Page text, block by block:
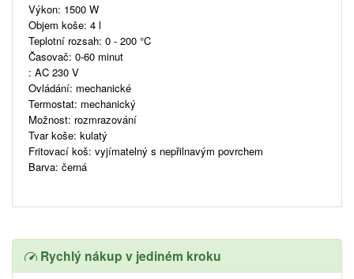
Výkon: 1500 W
Objem koše: 4 l
Teplotní rozsah: 0 - 200 °C
Časovač: 0-60 minut
: AC 230 V
Ovládání: mechanické
Termostat: mechanický
Možnost: rozmrazování
Tvar koše: kulatý
Fritovací koš: vyjímatelný s nepřilnavým povrchem
Barva: černá
Rychlý nákup v jediném kroku